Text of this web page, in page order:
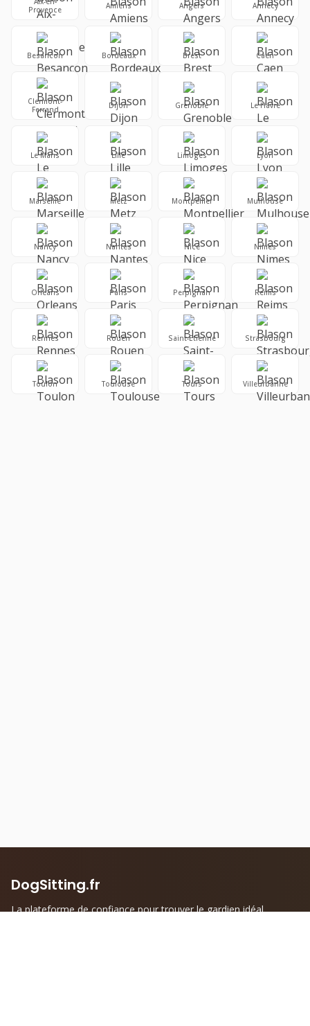
Provence
Amiens Angers Annecy
Besancon Bordeaux Brest Caen
Clermont-
Ferrand
Dijon Grenoble Le Havre
Le Mans Lille Limoges Lyon
Marseille Metz Montpellier Mulhouse
Nancy Nantes Nice Nimes
Orleans Paris Perpignan Reims
Rennes Rouen Saint-Etienne Strasbourg
Toulon Toulouse Tours Villeurbanne
DogSitting.fr
La plateforme de confiance pour trouver le gardien idéal